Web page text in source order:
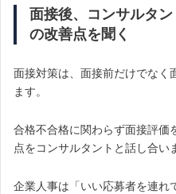
面接後、コンサルタ
の改善点を聞く
面接対策は、面接前だけでなく
ます。
合格不合格に関わらず面接評価
点をコンサルタントと話し合い
企業人事は「いい応募者を連れ